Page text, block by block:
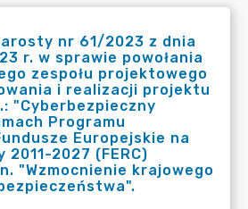
nr 61/2023 z dnia
r. w sprawie powołania
zespołu projektowego
i realizacji projektu
"Cyberbezpieczny
Programu
Europejskie na
2027 (FERC)
"Wzmocnienie krajowego